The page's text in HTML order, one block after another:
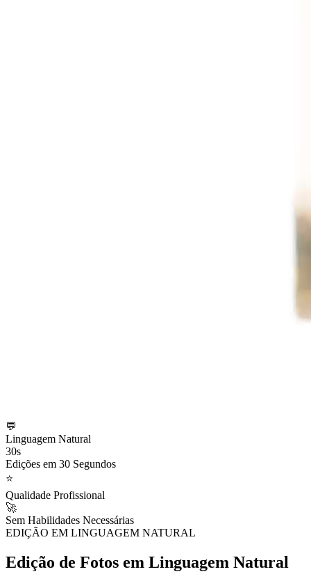
💬
Linguagem Natural
30s
Edições em 30 Segundos
⭐
Qualidade Profissional
🚀
Sem Habilidades Necessárias
EDIÇÃO EM LINGUAGEM NATURAL
Edição de Fotos em Linguagem Natural